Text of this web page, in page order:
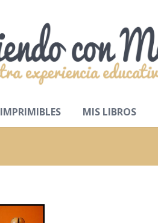
IMPRIMIBLES MIS LIBROS